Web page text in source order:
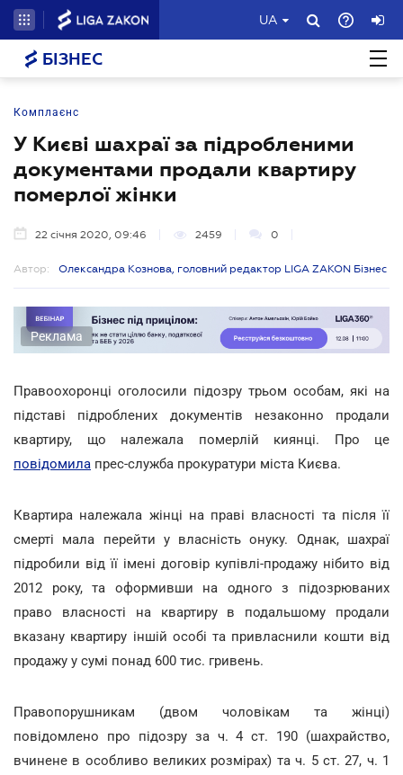
UA
БІЗНЕС
Комплаєнс
У Києві шахраї за підробленими
документами продали квартиру
померлої жінки
22 січня 2020, 09:46 2459 0
Автор: Олександра Кознова, головний редактор LIGA ZAKON Бізнес
Реклама
Правоохоронці оголосили підозру трьом особам, які на
підставі підроблених документів незаконно продали
квартиру, що належала померлій киянці. Про це
повідомила прес-служба прокуратури міста Києва.
Квартира належала жінці на праві власності та після її
смерті мала перейти у власність онуку. Однак, шахраї
підробили від її імені договір купівлі-продажу нібито від
2012 року, та оформивши на одного з підозрюваних
право власності на квартиру в подальшому продали
вказану квартиру іншій особі та привласнили кошти від
продажу у сумі понад 600 тис. гривень.
Правопорушникам (двом чоловікам та жінці)
повідомлено про підозру за ч. 4 ст. 190 (шахрайство,
вчинене в особливо великих розмірах) та ч. 5 ст. 27, ч. 1